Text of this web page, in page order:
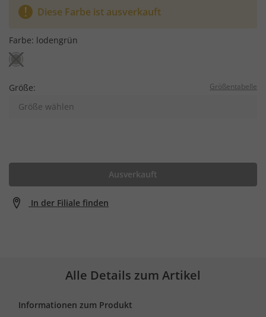
Diese Farbe ist ausverkauft
Farbe: lodengrün
Größe: Größentabelle
Größe wählen
Ausverkauft
In der Filiale finden
Alle Details zum Artikel
Informationen zum Produkt